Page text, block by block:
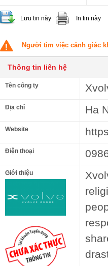
Lưu tin này In tin này
Người tìm việc cảnh giác
Thông tin liên hệ
Tên công ty
Địa chỉ Ha
Website
Điện thoại
Giới thiệu